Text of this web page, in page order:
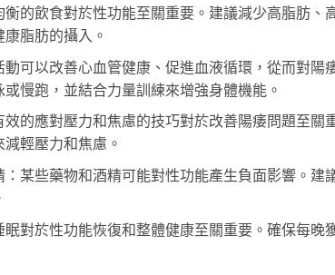
的飲食對於性功能至關重要。建議減少高脂肪、
脂肪的攝入。
可以改善心血管健康、促進血液循環，從而對陽
慢跑，並結合力量訓練來增強身體機能。
的應對壓力和焦慮的技巧對於改善陽痿問題至關
輕壓力和焦慮。
某些藥物和酒精可能對性功能產生負面影響。建
對於性功能恢復和整體健康至關重要。確保每晚